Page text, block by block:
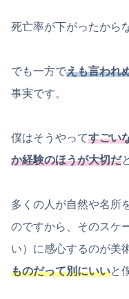
死亡率が下がったから
でも一方でえも言われ
事実です。
僕はそうやってすごい
か経験のほうが大切だ
多くの人が自然や名所
のですから、そのスケ
い）に感心するのが美
ものだって別にいいと